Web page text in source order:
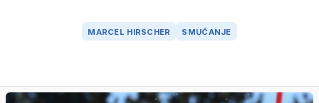
MARCEL HIRSCHER SMUČANJE